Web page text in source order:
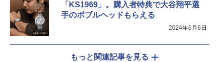
「KS1969」。購入者特典で大谷翔平選
手のボブルヘッドもらえる
2024年6月6日
もっと関連記事を見る